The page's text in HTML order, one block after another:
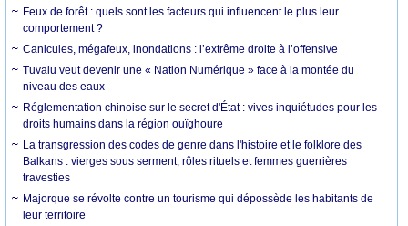
Feux de forêt : quels sont les facteurs qui influencent le plus leur
comportement ?
Canicules, mégafeux, inondations : l’extrême droite à l’offensive
Tuvalu veut devenir une « Nation Numérique » face à la montée du
niveau des eaux
Réglementation chinoise sur le secret d'État : vives inquiétudes pour les
droits humains dans la région ouïghoure
La transgression des codes de genre dans l'histoire et le folklore des
Balkans : vierges sous serment, rôles rituels et femmes guerrières
travesties
Majorque se révolte contre un tourisme qui dépossède les habitants de
leur territoire